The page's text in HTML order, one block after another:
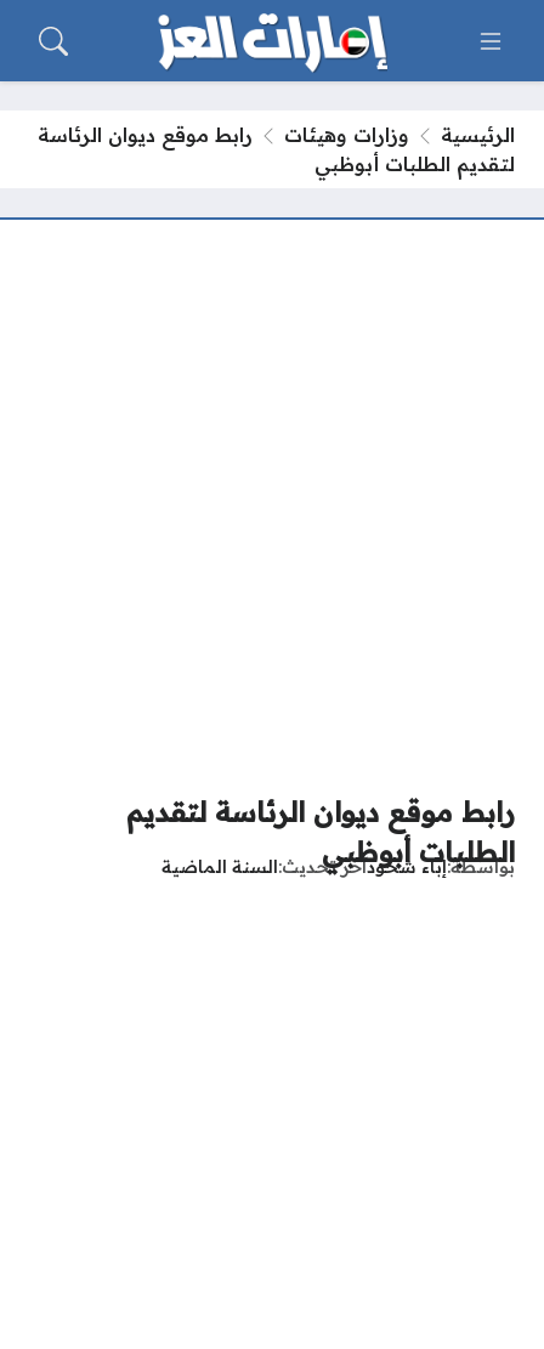
الرئيسية وزارات وهيئات
رابط موقع ديوان الرئاسة
لتقديم الطلبات أبوظبي
رابط موقع ديوان الرئاسة لتقديم
الطلبات أبوظبي
بواسطة إباء شحودآخر تحديث السنة الماضية